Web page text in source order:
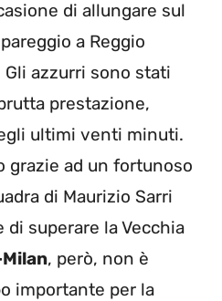
di allungare sul
a Reggio
Gli azzurri sono stati
prestazione,
ultimi venti minuti.
grazie ad un fortunoso
di Maurizio Sarri
di superare la Vecchia
, però, non è
importante per la